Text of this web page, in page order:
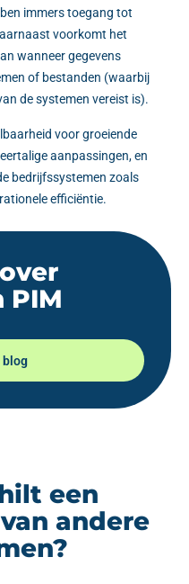
immers toegang tot
voorkomt het
wanneer gegevens
of bestanden (waarbij
de systemen vereist is).
voor groeiende
aanpassingen, en
bedrijfssystemen zoals
efficiëntie.
PIM
blog
een
andere